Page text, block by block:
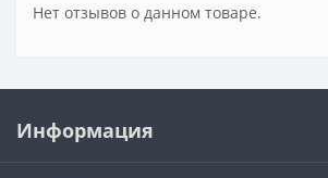
Нет отзывов о данном товаре.
Информация